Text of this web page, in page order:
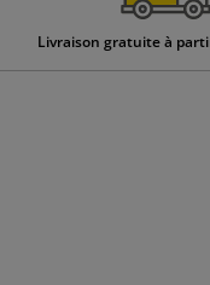
Livraison gratuite à